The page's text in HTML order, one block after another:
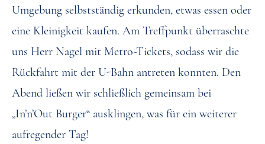
Umgebung selbstständig erkunden, etwas essen oder
eine Kleinigkeit kaufen. Am Treffpunkt überraschte
uns Herr Nagel mit Metro-Tickets, sodass wir die
Rückfahrt mit der U-Bahn antreten konnten. Den
Abend ließen wir schließlich gemeinsam bei
„In’n’Out Burger“ ausklingen, was für ein weiterer
aufregender Tag!